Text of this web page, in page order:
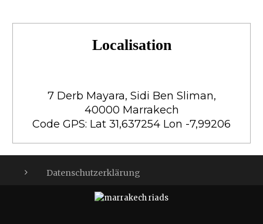
Localisation
7 Derb Mayara, Sidi Ben Sliman,
40000 Marrakech
Code GPS: Lat 31,637254 Lon -7,99206
Datenschutzerklärung